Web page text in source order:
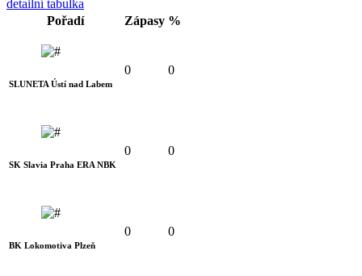
detailní tabulka
Pořadí
Zápasy %
SLUNETA Ústí nad Labem
0 0
SK Slavia Praha ERA NBK
0 0
BK Lokomotiva Plzeň
0 0